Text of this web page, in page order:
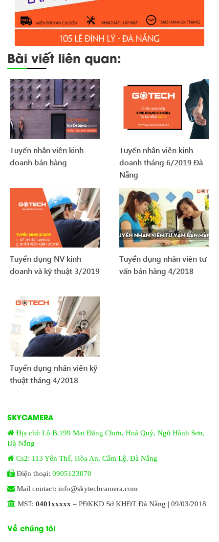
Bài viết liên quan:
Tuyển nhân viên kinh
doanh bán hàng
Tuyển nhân viên kinh
doanh tháng 6/2019 Đà
Nẵng
Tuyển dụng NV kinh
doanh và kỹ thuật 3/2019
Tuyển dụng nhân viên tư
vấn bán hàng 4/2018
Tuyển dụng nhân viên kỹ
thuật tháng 4/2018
SKYCAMERA
Địa chỉ: Lô B.199 Mai Đăng Chơn, Hoà Quý, Ngũ Hành Sơn,
Đà Nẵng
Cs2: 113 Yên Thế, Hòa An, Cẩm Lệ, Đà Nẵng
Điện thoại: 0905123070
Mail contact: info@skytechcamera.com
MST: 0401xxxxx – PĐKKD Sở KHĐT Đà Nẵng | 09/03/2018
Về chúng tôi